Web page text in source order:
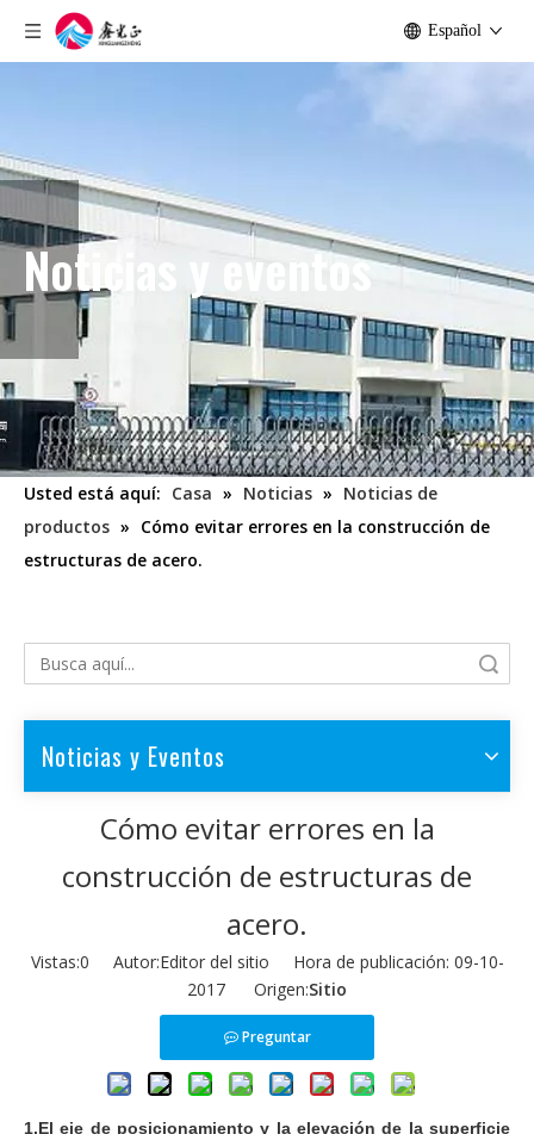
Español
Noticias y eventos
Usted está aquí: Casa » Noticias » Noticias de
productos » Cómo evitar errores en la construcción de
estructuras de acero.
Noticias y Eventos
Cómo evitar errores en la
construcción de estructuras de
acero.
Vistas:0 Autor:Editor del sitio Hora de publicación: 09-10-
2017 Origen:Sitio
Preguntar
1.El eje de posicionamiento y la elevación de la superficie